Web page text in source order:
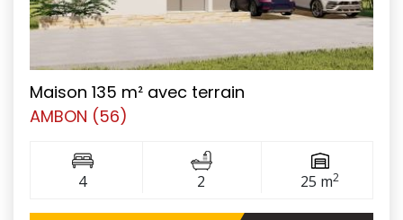
Maison 135 m² avec terrain
AMBON (56)
4 2 25 m2